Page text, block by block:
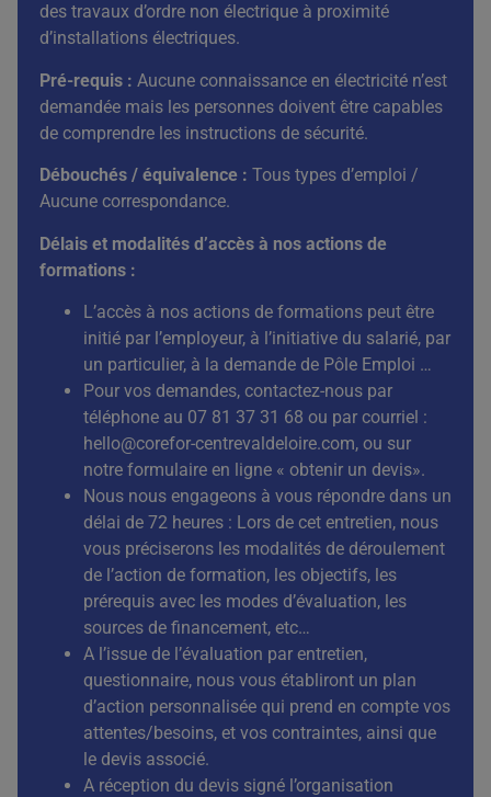
des travaux d’ordre non électrique à proximité
d’installations électriques.
Pré-requis : Aucune connaissance en électricité n’est
demandée mais les personnes doivent être capables
de comprendre les instructions de sécurité.
Débouchés / équivalence : Tous types d’emploi /
Aucune correspondance.
Délais et modalités d’accès à nos actions de
formations :
L’accès à nos actions de formations peut être
initié par l’employeur, à l’initiative du salarié, par
un particulier, à la demande de Pôle Emploi …
Pour vos demandes, contactez-nous par
téléphone au 07 81 37 31 68 ou par courriel :
hello@corefor-centrevaldeloire.com, ou sur
notre formulaire en ligne « obtenir un devis».
Nous nous engageons à vous répondre dans un
délai de 72 heures : Lors de cet entretien, nous
vous préciserons les modalités de déroulement
de l’action de formation, les objectifs, les
prérequis avec les modes d’évaluation, les
sources de financement, etc…
A l’issue de l’évaluation par entretien,
questionnaire, nous vous établiront un plan
d’action personnalisée qui prend en compte vos
attentes/besoins, et vos contraintes, ainsi que
le devis associé.
A réception du devis signé l’organisation